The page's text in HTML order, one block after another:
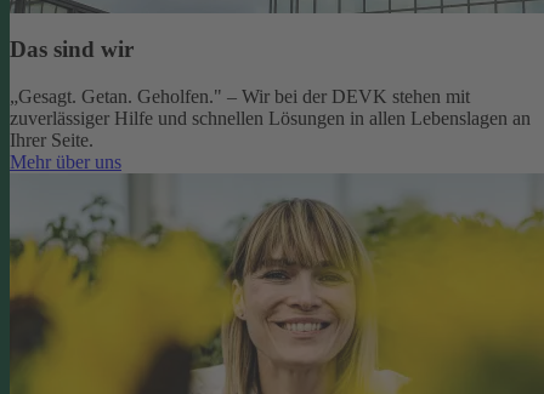
Das sind wir
„Gesagt. Getan. Geholfen." – Wir bei der DEVK stehen mit
zuverlässiger Hilfe und schnellen Lösungen in allen Lebenslagen an
Ihrer Seite.
Mehr über uns